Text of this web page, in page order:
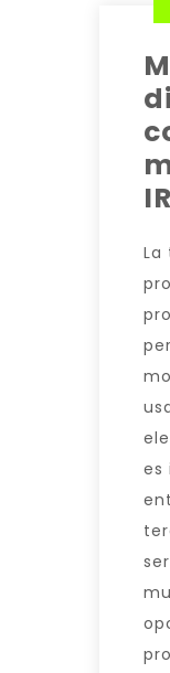
La
es